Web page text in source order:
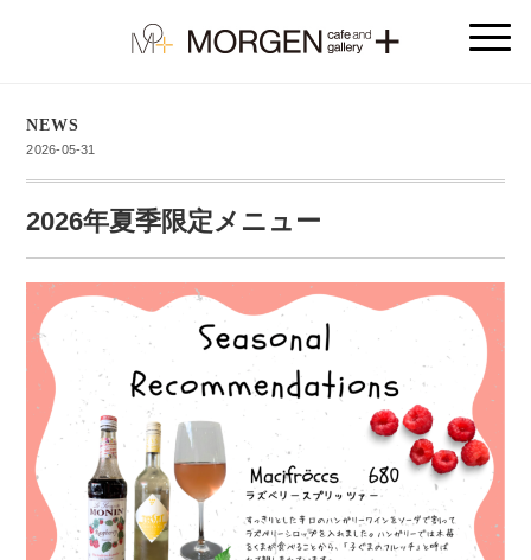
NEWS
2026-05-31
2026年夏季限定メニュー